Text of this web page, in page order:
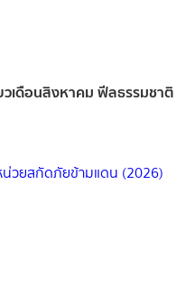
วเดือนสิงหาคม ฟีลธรรมชาติ